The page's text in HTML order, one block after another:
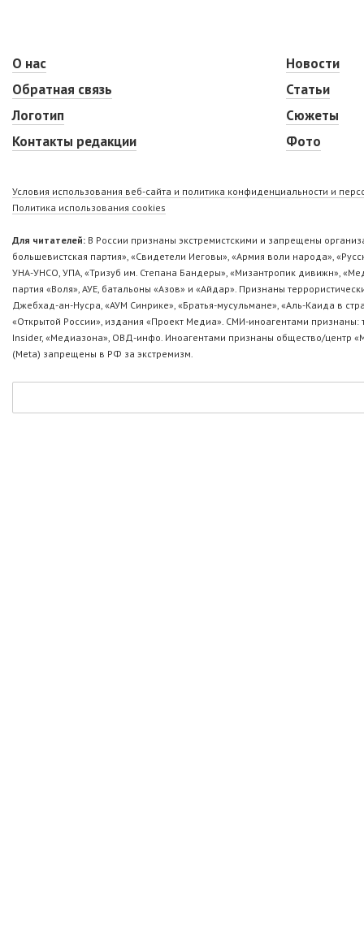
О нас
Обратная связь
Логотип
Контакты редакции
Новости
Статьи
Сюжеты
Фото
Условия использования веб-сайта и политика конфиденциальности и
Политика использования cookies
Для читателей: В России признаны экстремистскими и запрещены
большевистская партия», «Свидетели Иеговы», «Армия воли народа»,
УНА-УНСО, УПА, «Тризуб им. Степана Бандеры», «Мизантропик дивижн»,
партия «Воля», АУЕ, батальоны «Азов» и «Айдар». Признаны
Джебхад-ан-Нусра, «АУМ Синрике», «Братья-мусульмане», «Аль-Каида в
«Открытой России», издания «Проект Медиа». СМИ-иноагентами
Insider, «Медиазона», ОВД-инфо. Иноагентами признаны общество/центр
(Metа) запрещены в РФ за экстремизм.